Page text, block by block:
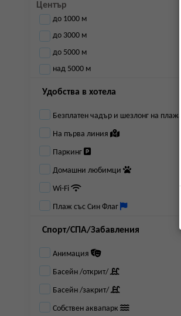
Център
до 1000 м
до 3000 м
до 5000 м
над 5000 м
Удобства в хотела
Безплатен чадър и шезлонг на плажа
На първа линия
Паркинг
Домашни любимци
Wi-Fi
Плаж със Син Флаг
Спорт/СПА/Забавления
Анимация
Басейн /открит/
Басейн /закрит/
Собствен аквапарк